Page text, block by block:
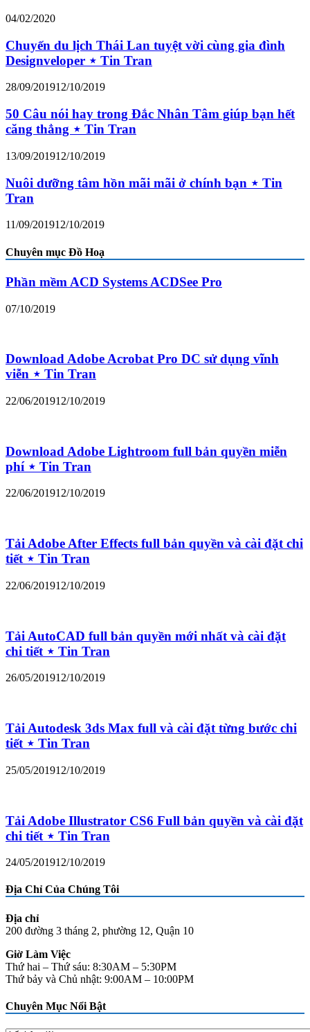
04/02/2020
Chuyến du lịch Thái Lan tuyệt vời cùng gia đình
Designveloper ⋆ Tin Tran
28/09/201912/10/2019
50 Câu nói hay trong Đắc Nhân Tâm giúp bạn hết
căng thẳng ⋆ Tin Tran
13/09/201912/10/2019
Nuôi dưỡng tâm hồn mãi mãi ở chính bạn ⋆ Tin
Tran
11/09/201912/10/2019
Chuyên mục Đồ Hoạ
Phần mềm ACD Systems ACDSee Pro
07/10/2019
Download Adobe Acrobat Pro DC sử dụng vĩnh
viễn ⋆ Tin Tran
22/06/201912/10/2019
Download Adobe Lightroom full bản quyền miễn
phí ⋆ Tin Tran
22/06/201912/10/2019
Tải Adobe After Effects full bản quyền và cài đặt chi
tiết ⋆ Tin Tran
22/06/201912/10/2019
Tải AutoCAD full bản quyền mới nhất và cài đặt
chi tiết ⋆ Tin Tran
26/05/201912/10/2019
Tải Autodesk 3ds Max full và cài đặt từng bước chi
tiết ⋆ Tin Tran
25/05/201912/10/2019
Tải Adobe Illustrator CS6 Full bản quyền và cài đặt
chi tiết ⋆ Tin Tran
24/05/201912/10/2019
Địa Chỉ Của Chúng Tôi
Địa chỉ
200 đường 3 tháng 2, phường 12, Quận 10
Giờ Làm Việc
Thứ hai – Thứ sáu: 8:30AM – 5:30PM
Thứ bảy và Chủ nhật: 9:00AM – 10:00PM
Chuyên Mục Nổi Bật